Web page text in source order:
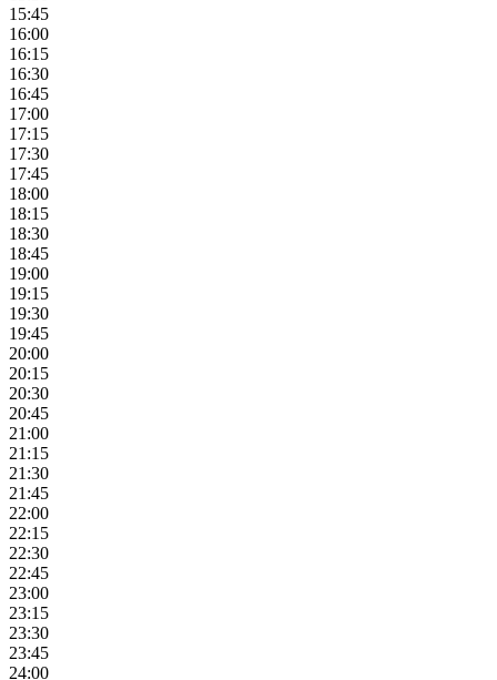
15:45
16:00
16:15
16:30
16:45
17:00
17:15
17:30
17:45
18:00
18:15
18:30
18:45
19:00
19:15
19:30
19:45
20:00
20:15
20:30
20:45
21:00
21:15
21:30
21:45
22:00
22:15
22:30
22:45
23:00
23:15
23:30
23:45
24:00